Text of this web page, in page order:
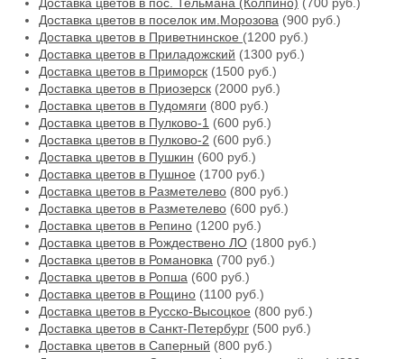
Доставка цветов в поселок им.Морозова (900 руб.)
Доставка цветов в Приветнинское (1200 руб.)
Доставка цветов в Приладожский (1300 руб.)
Доставка цветов в Приморск (1500 руб.)
Доставка цветов в Приозерск (2000 руб.)
Доставка цветов в Пудомяги (800 руб.)
Доставка цветов в Пулково-1 (600 руб.)
Доставка цветов в Пулково-2 (600 руб.)
Доставка цветов в Пушкин (600 руб.)
Доставка цветов в Пушное (1700 руб.)
Доставка цветов в Разметелево (800 руб.)
Доставка цветов в Разметелево (600 руб.)
Доставка цветов в Репино (1200 руб.)
Доставка цветов в Рождествено ЛО (1800 руб.)
Доставка цветов в Романовка (700 руб.)
Доставка цветов в Ропша (600 руб.)
Доставка цветов в Рощино (1100 руб.)
Доставка цветов в Русско-Высоцкое (800 руб.)
Доставка цветов в Санкт-Петербург (500 руб.)
Доставка цветов в Саперный (800 руб.)